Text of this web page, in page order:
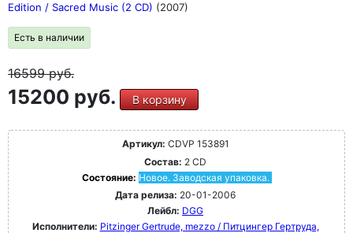
Edition / Sacred Music (2 CD) (2007)
Есть в наличии
16599руб.
15200 руб. В корзину
Артикул: CDVP 153891
Состав: 2 CD
Состояние: Новое. Заводская упаковка.
Дата релиза: 20-01-2006
Лейбл: DGG
Исполнители: Pitzinger Gertrude, mezzo / Питцингер Гертруда,